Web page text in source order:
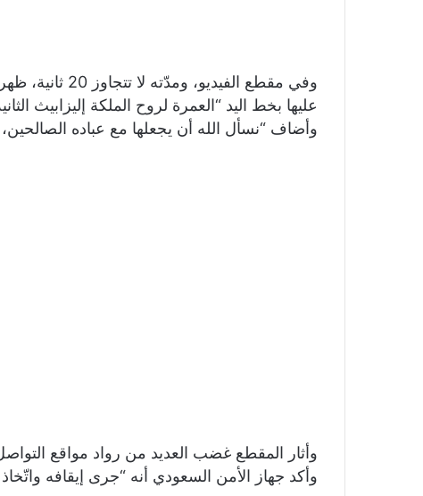
وفي مقطع
عليها بخط اليد “العمرة لروح الملكة إليزابيث
وأضاف “نسأل الله أن يجعلها مع عباده
وأثار المقطع غضب العديد من رواد مواقع
وأكد جهاز الأمن السعودي أنه “جرى إيقافه واتّخاذ